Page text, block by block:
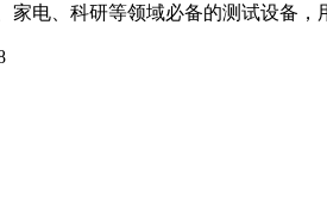
、家电、科研等领域必备的测试设